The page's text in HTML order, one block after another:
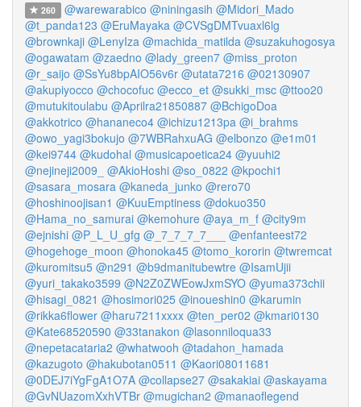
260 @warewarabico @niningasih @Midori_Mado
@t_panda123 @EruMayaka @CVSgDMTvuaxl6lg
@brownkaji @LenyIza @machida_matilda @suzakuhogosya
@ogawatam @zaedno @lady_green7 @miss_proton
@r_saijo @SsYu8bpAIO56v6r @utata7216 @02130907
@akupiyocco @chocofuc @ecco_et @sukki_msc @ttoo20
@mutukitoulabu @Aprilra21850887 @BchigoDoa
@akkotrico @hananeco4 @ichizu1213pa @i_brahms
@owo_yagi3bokujo @7WBRahxuAG @elbonzo @e1m01
@kei9744 @kudohal @musicapoetica24 @yuuhi2
@nejineji2009_
@AkioHoshi @so_0822 @kpochi1
@sasara_mosara @kaneda_junko @rero70
@hoshinoojisan1 @KuuEmptiness @dokuo350
@Hama_no_samurai @kemohure @aya_m_f @city9m
@ejnishi @P_L_U_gfg @_7_7_7_7___
@enfanteest72
@hogehoge_moon @honoka45 @tomo_kororin @twremcat
@kuromitsu5 @n291 @b9dmanitubewtre @IsamUjii
@yuri_takako3599 @N2Z0ZWEowJxmSYO @yuma373chii
@hisagi_0821 @hosimori025 @inoueshin0 @karumin
@rikka6flower @haru7211xxxx @ten_per02 @kmari0130
@Kate68520590 @33tanakon @lasonniloqua33
@nepetacataria2 @whatwooh @tadahon_hamada
@kazugoto @hakubotan0511 @Kaori08011681
@0DEJ7iYgFgA1O7A @collapse27 @sakakiai @askayama
@GvNUazomXxhVTBr @mugichan2 @manaoflegend